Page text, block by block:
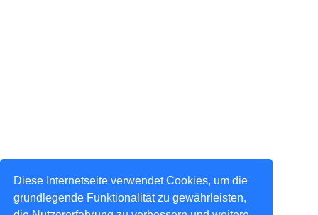
Diese Internetseite verwendet Cookies, um die
grundlegende Funktionalität zu gewährleisten,